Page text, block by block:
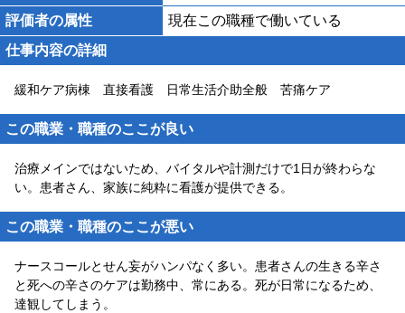
評価者の属性
現在この職種で働いている
仕事内容の詳細
緩和ケア病棟 直接看護 日常生活介助全般 苦痛ケア
この職業・職種のここが良い
治療メインではないため、バイタルや計測だけで1日が終わらな
い。患者さん、家族に純粋に看護が提供できる。
この職業・職種のここが悪い
ナースコールとせん妄がハンパなく多い。患者さんの生きる辛さ
と死への辛さのケアは勤務中、常にある。死が日常になるため、
達観してしまう。